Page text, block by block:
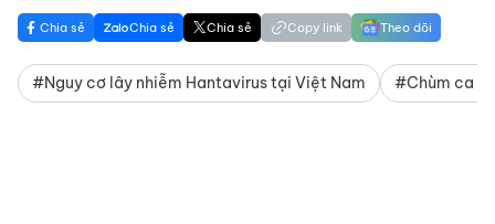
Chia sẻ Chia sẻ Chia sẻ Copy link Theo dõi
#Nguy cơ lây nhiễm Hantavirus tại Việt Nam #Chùm ca